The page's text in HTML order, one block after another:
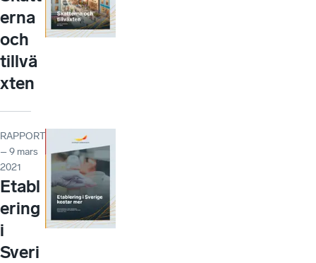
erna
och
tillvä
xten
RAPPORT
– 9 mars
2021
Etabl
ering
i
Sveri